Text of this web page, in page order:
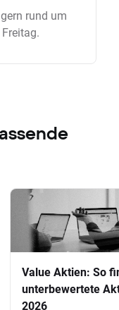
rund um
Value Aktien: So
unterbewertete
2026